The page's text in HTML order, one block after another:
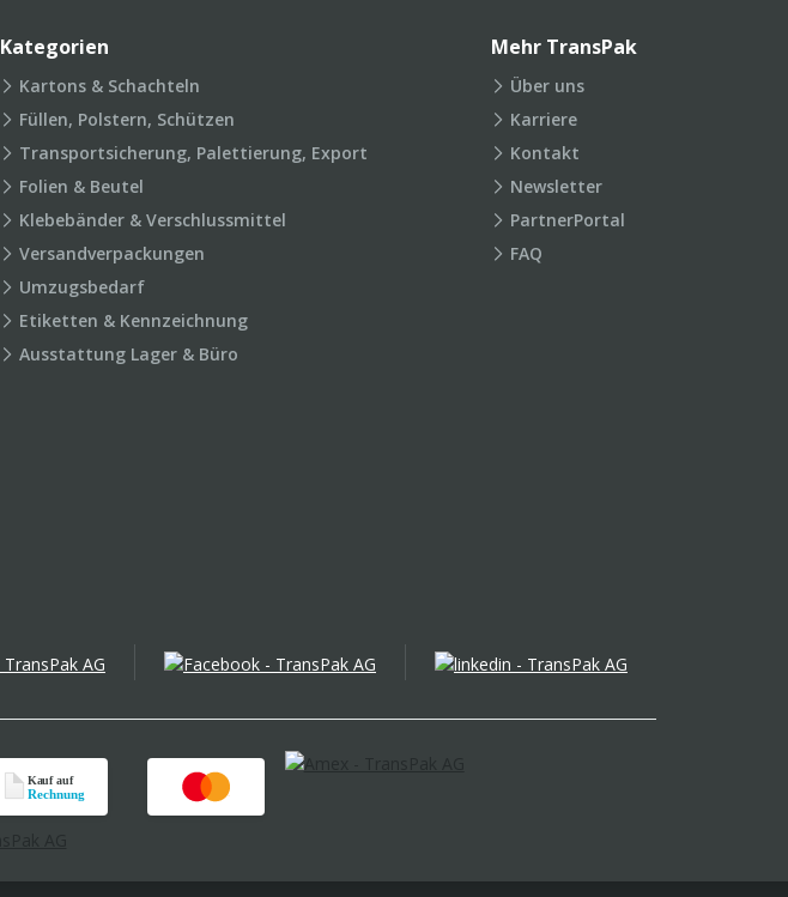
Kategorien
Kartons & Schachteln
Füllen, Polstern, Schützen
Transportsicherung, Palettierung, Export
Folien & Beutel
Klebebänder & Verschlussmittel
Versandverpackungen
Umzugsbedarf
Etiketten & Kennzeichnung
Ausstattung Lager & Büro
Mehr TransPak
Über uns
Karriere
Kontakt
Newsletter
PartnerPortal
FAQ